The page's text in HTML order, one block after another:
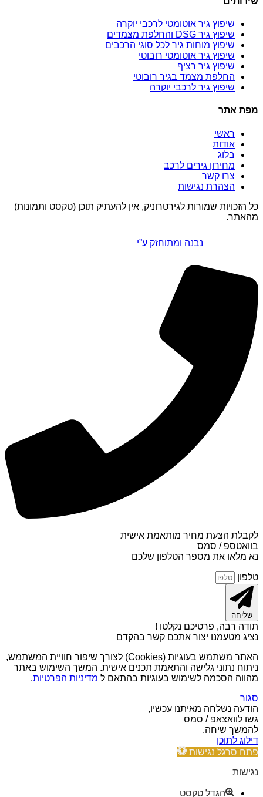
שיפוץ גיר אוטומטי לרכבי יוקרה
שיפוץ גיר DSG והחלפת מצמדים
שיפוץ מוחות גיר לכל סוגי הרכבים
שיפוץ גיר אוטומטי רובוטי
שיפוץ גיר רציף
החלפת מצמד בגיר רובוטי
שיפוץ גיר לרכבי יוקרה
מפת אתר
ראשי
אודות
בלוג
מחירון גירים לרכב
צרו קשר
הצהרת נגישות
כל הזכויות שמורות לגירטרוניק, אין להעתיק תוכן (טקסט ותמונות)
מהאתר.
נבנה ומתוחזק ע”י
לקבלת הצעת מחיר מותאמת אישית
בוואטספ / סמס
נא מלאו את מספר הטלפון שלכם
טלפון
שליחה
תודה רבה, פרטיכם נקלטו !
נציג מטעמנו יצור אתכם קשר בהקדם
האתר משתמש בעוגיות (Cookies) לצורך שיפור חוויית המשתמש,
ניתוח נתוני גלישה והתאמת תכנים אישית. המשך השימוש באתר
מהווה הסכמה לשימוש בעוגיות בהתאם ל מדיניות הפרטיות.
סגור
הודעה נשלחה מאיתנו עכשיו,
גשו לוואצאפ / סמס
להמשך שיחה.
דילוג לתוכן
פתח סרגל נגישות
נגישות
הגדל טקסט